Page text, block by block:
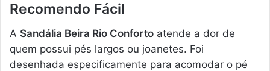
Recomendo Fácil
A Sandália Beira Rio Conforto atende a dor de
quem possui pés largos ou joanetes. Foi
desenhada especificamente para acomodar o pé